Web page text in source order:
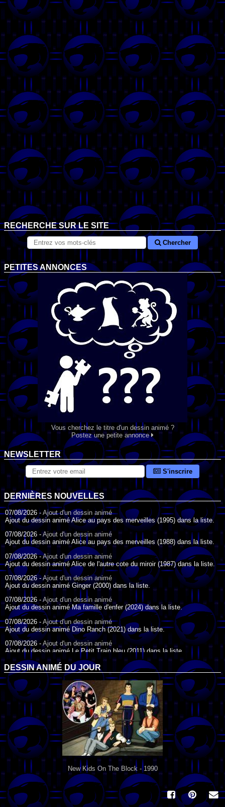
RECHERCHE SUR LE SITE
Chercher
PETITES ANNONCES
Vous cherchez le titre d'un dessin animé ?
Postez une petite annonce
NEWSLETTER
S'inscrire
DERNIÈRES NOUVELLES
07/08/2026 - Ajout d'un dessin animé
Ajout du dessin animé Alice au pays des merveilles (1995) dans la liste.
07/08/2026 -Ajout d'un dessin animé
Ajout du dessin animé Alice au pays des merveilles (1988) dans la liste.
07/08/2026 -Ajout d'un dessin animé
Ajout du dessin animé Alice de l'autre cote du miroir (1987) dans la liste.
07/08/2026 -Ajout d'un dessin animé
Ajout du dessin animé Ginger (2000) dans la liste.
07/08/2026 - Ajout d'un dessin animé
Ajout du dessin animé Ma famille d'enfer (2024) dans la liste.
07/08/2026 - Ajout d'un dessin animé
Ajout du dessin animé Dino Ranch (2021) dans la liste.
07/08/2026 -Ajout d'un dessin animé
Ajout du dessin animé Le Petit Train bleu (2011) dans la liste.
07/08/2026 -Ajout d'un dessin animé
Ajout du dessin animé Agent Spécial Oso (2009) dans la liste.
17/07/2026 - Ajout d'un dessin animé
Ajout du dessin animé Peter Pan (1988) dans la liste.
17/07/2026 -
Ajout d'un dessin animé
Ajout du dessin animé Le Bossu de Notre-Dame (1996) dans la liste.
DESSIN ANIMÉ DU JOUR
New Kids On The Block - 1990